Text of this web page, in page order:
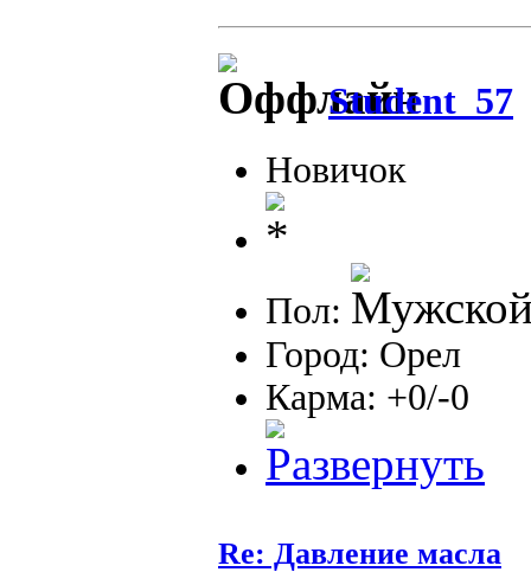
Student_57
Новичок
Пол:
Город: Орел
Карма: +0/-0
Re: Давление масла